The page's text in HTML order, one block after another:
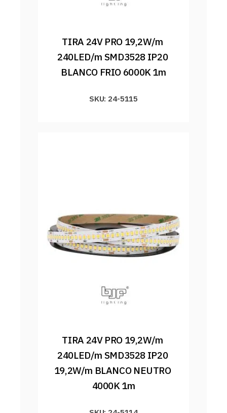
TIRA 24V PRO 19,2W/m
240LED/m SMD3528 IP20
BLANCO FRIO 6000K 1m
SKU: 24-5115
TIRA 24V PRO 19,2W/m
240LED/m SMD3528 IP20
19,2W/m BLANCO NEUTRO
4000K 1m